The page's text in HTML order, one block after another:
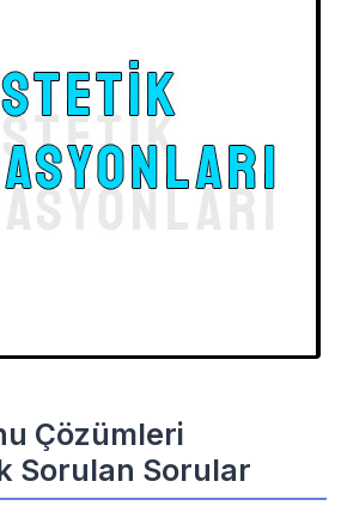
Çözümleri
Sorulan Sorular